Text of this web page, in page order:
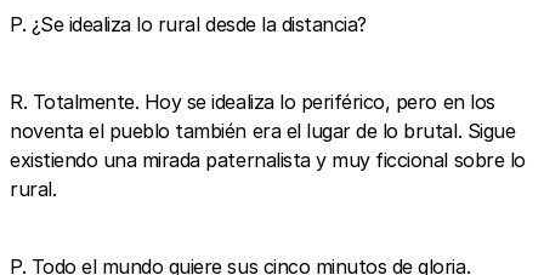
P. ¿Se idealiza lo rural desde la distancia?
R. Totalmente. Hoy se idealiza lo periférico, pero en los
noventa el pueblo también era el lugar de lo brutal. Sigue
existiendo una mirada paternalista y muy ficcional sobre lo
rural.
P. Todo el mundo quiere sus cinco minutos de gloria.